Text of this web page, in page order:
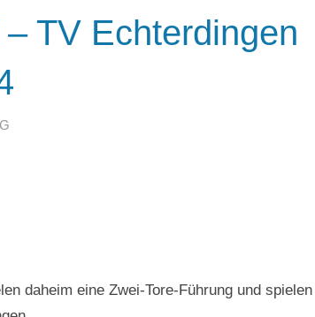
TV Echterdingen
daheim eine Zwei-Tore-Führung und spielen